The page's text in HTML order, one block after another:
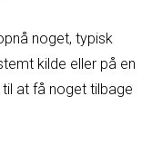
noget, typisk
kilde eller på en
at få noget tilbage